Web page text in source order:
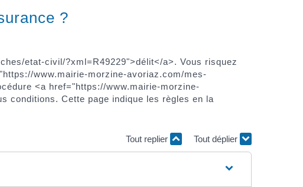
?
etat-civil/?xml=R49229">délit</a>. Vous risquez
www.mairie-morzine-avoriaz.com/mes-
<a href="https://www.mairie-morzine-
conditions. Cette page indique les règles en la
Tout replier Tout déplier